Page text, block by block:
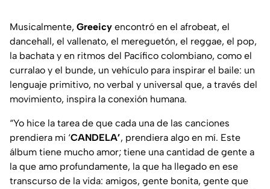
Musicalmente, Greeicy encontró en el afrobeat, el
dancehall, el vallenato, el mereguetón, el reggae, el pop,
la bachata y en ritmos del Pacífico colombiano, como el
curralao y el bunde, un vehículo para inspirar el baile: un
lenguaje primitivo, no verbal y universal que, a través del
movimiento, inspira la conexión humana.
“Yo hice la tarea de que cada una de las canciones
prendiera mi ‘CANDELA’, prendiera algo en mí. Este
álbum tiene mucho amor; tiene una cantidad de gente a
la que amo profundamente, la que ha llegado en ese
transcurso de la vida: amigos, gente bonita, gente que